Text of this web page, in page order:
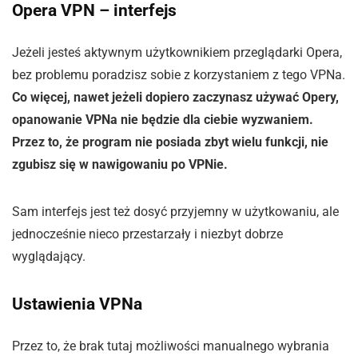
Opera VPN – interfejs
Jeżeli jesteś aktywnym użytkownikiem przeglądarki Opera,
bez problemu poradzisz sobie z korzystaniem z tego VPNa.
Co więcej, nawet jeżeli dopiero zaczynasz używać Opery,
opanowanie VPNa nie będzie dla ciebie wyzwaniem.
Przez to, że program nie posiada zbyt wielu funkcji, nie
zgubisz się w nawigowaniu po VPNie.
Sam interfejs jest też dosyć przyjemny w użytkowaniu, ale
jednocześnie nieco przestarzały i niezbyt dobrze
wyglądający.
Ustawienia VPNa
Przez to, że brak tutaj możliwości manualnego wybrania